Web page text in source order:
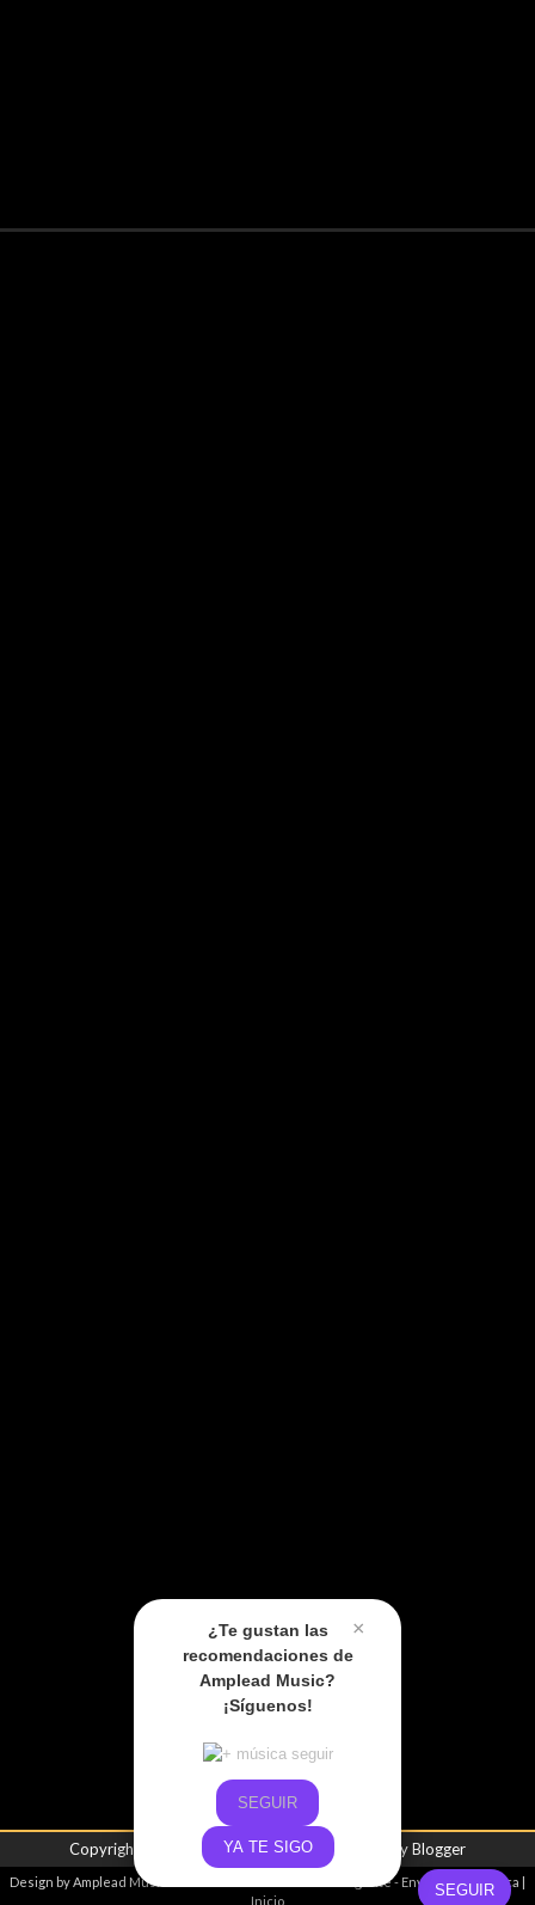
SEGUIR
×
¿Te gustan las
recomendaciones de
Amplead Music?
¡Síguenos!
SEGUIR
YA TE SIGO
Copyright © Amplead Music| Powered byBlogger
Design byAmplead Music - Promoviendo el talento emergente - Envíanos tu música
Inicio